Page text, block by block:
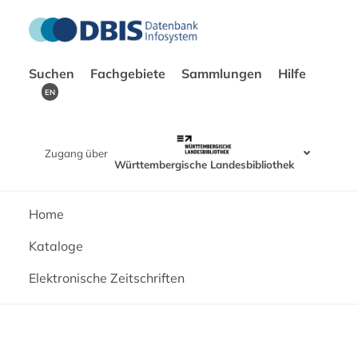
Suchen Fachgebiete Sammlungen Hilfe
EN
Zugang über
Württembergische Landesbibliothek
Home
Kataloge
Elektronische Zeitschriften